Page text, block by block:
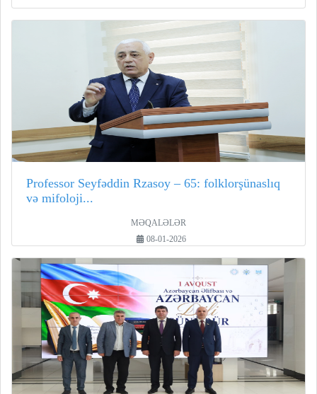
Professor Seyfəddin Rzasoy – 65: folklorşünaslıq
və mifoloji...
MƏQALƏLƏR
08-01-2026